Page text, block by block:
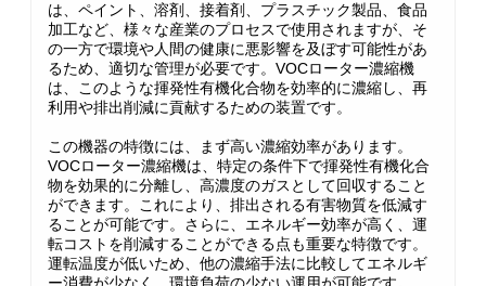
は、ペイント、溶剤、接着剤、プラスチック製品、食品
加工など、様々な産業のプロセスで使用されますが、そ
の一方で環境や人間の健康に悪影響を及ぼす可能性があ
るため、適切な管理が必要です。VOCローター濃縮機
は、このような揮発性有機化合物を効率的に濃縮し、再
利用や排出削減に貢献するための装置です。
この機器の特徴には、まず高い濃縮効率があります。
VOCローター濃縮機は、特定の条件下で揮発性有機化合
物を効果的に分離し、高濃度のガスとして回収すること
ができます。これにより、排出される有害物質を低減す
ることが可能です。さらに、エネルギー効率が高く、運
転コストを削減することができる点も重要な特徴です。
運転温度が低いため、他の濃縮手法に比較してエネルギ